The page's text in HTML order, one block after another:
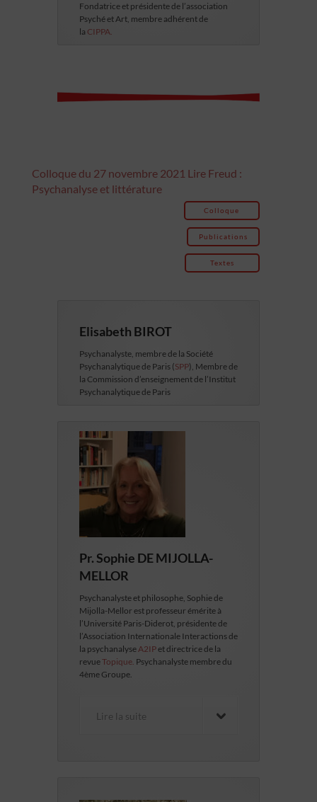
Fondatrice et présidente de l’association
Psyché et Art, membre adhérent de
la CIPPA.
Colloque du 27 novembre 2021 Lire Freud :
Psychanalyse et littérature
Colloque
Publications
Textes
Elisabeth BIROT
Psychanalyste, membre de la Société
Psychanalytique de Paris (SPP), Membre de
la Commission d’enseignement de l’Institut
Psychanalytique de Paris
Pr. Sophie DE MIJOLLA-
MELLOR
Psychanalyste et philosophe, Sophie de
Mijolla-Mellor est professeur émérite à
l’Université Paris-Diderot, présidente de
l’Association Internationale Interactions de
la psychanalyseA2IPet directrice de la
revueTopique. Psychanalyste membre du
4ème Groupe.
Lire la suite